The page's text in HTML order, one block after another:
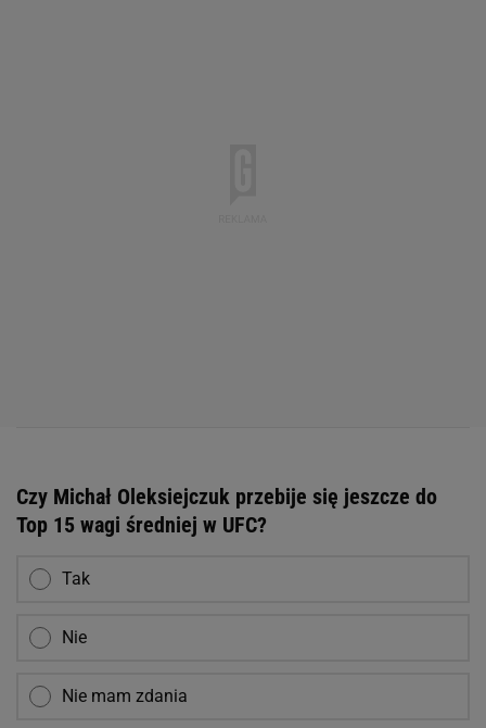
Czy Michał Oleksiejczuk przebije się jeszcze do
Top 15 wagi średniej w UFC?
Tak
Nie
Nie mam zdania